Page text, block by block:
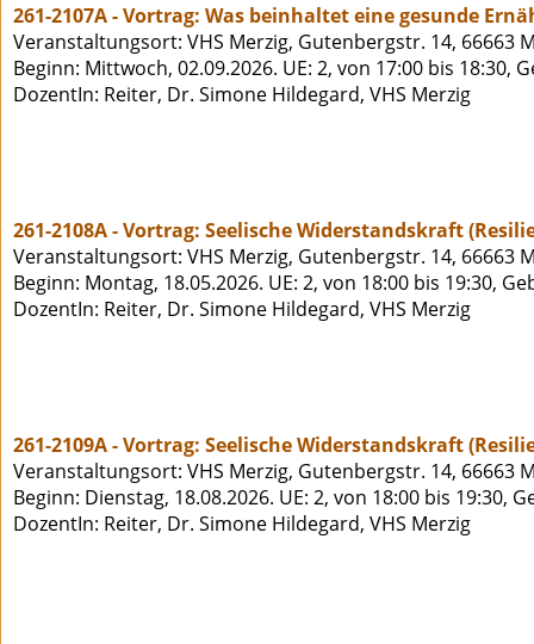
261-2107A - Vortrag: Was beinhaltet eine gesunde
Veranstaltungsort: VHS Merzig, Gutenbergstr. 14, 66663
Beginn: Mittwoch, 02.09.2026. UE: 2, von 17:00 bis 18:30,
DozentIn: Reiter, Dr. Simone Hildegard, VHS Merzig
261-2108A - Vortrag: Seelische Widerstandskraft
Veranstaltungsort: VHS Merzig, Gutenbergstr. 14, 66663
Beginn: Montag, 18.05.2026. UE: 2, von 18:00 bis 19:30,
DozentIn: Reiter, Dr. Simone Hildegard, VHS Merzig
261-2109A - Vortrag: Seelische Widerstandskraft
Veranstaltungsort: VHS Merzig, Gutenbergstr. 14, 66663
Beginn: Dienstag, 18.08.2026. UE: 2, von 18:00 bis 19:30,
DozentIn: Reiter, Dr. Simone Hildegard, VHS Merzig